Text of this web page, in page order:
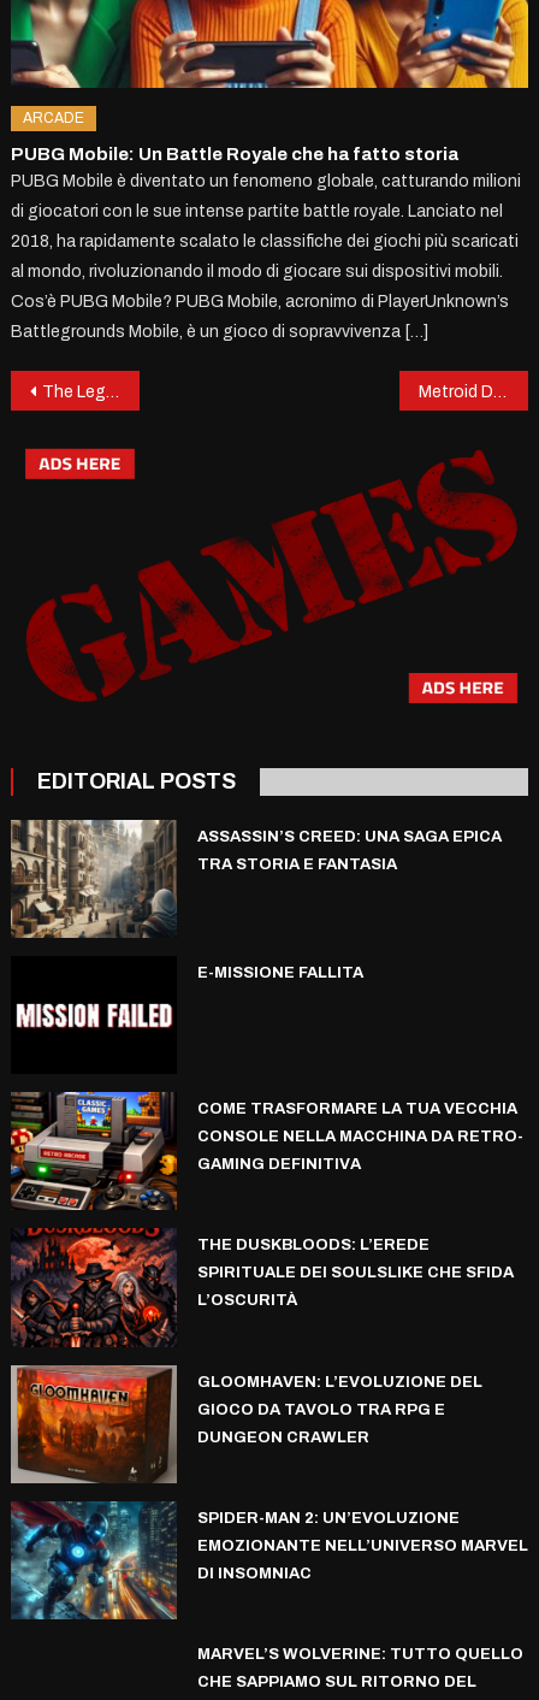
ARCADE
PUBG Mobile: Un Battle Royale che ha fatto storia
PUBG Mobile è diventato un fenomeno globale, catturando milioni
di giocatori con le sue intense partite battle royale. Lanciato nel
2018, ha rapidamente scalato le classifiche dei giochi più scaricati
al mondo, rivoluzionando il modo di giocare sui dispositivi mobili.
Cos’è PUBG Mobile? PUBG Mobile, acronimo di PlayerUnknown’s
Battlegrounds Mobile, è un gioco di sopravvivenza […]
Post
navigation
The Legend of Zelda: un’avventura senza tempo
EDITORIAL POSTS
ASSASSIN’S CREED: UNA SAGA EPICA
TRA STORIA E FANTASIA
E-MISSIONE FALLITA
COME TRASFORMARE LA TUA VECCHIA
CONSOLE NELLA MACCHINA DA RETRO-
GAMING DEFINITIVA
THE DUSKBLOODS: L’EREDE
SPIRITUALE DEI SOULSLIKE CHE SFIDA
L’OSCURITÀ
GLOOMHAVEN: L’EVOLUZIONE DEL
GIOCO DA TAVOLO TRA RPG E
DUNGEON CRAWLER
SPIDER-MAN 2: UN’EVOLUZIONE
EMOZIONANTE NELL’UNIVERSO MARVEL
DI INSOMNIAC
MARVEL’S WOLVERINE: TUTTO QUELLO
CHE SAPPIAMO SUL RITORNO DEL